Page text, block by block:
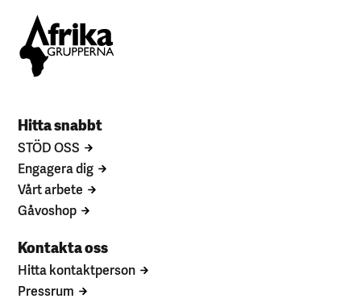
Hitta snabbt
STÖD OSS
Engagera dig
Vårt arbete
Gåvoshop
Kontakta oss
Hitta kontaktperson
Pressrum